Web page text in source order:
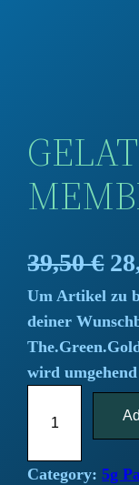
39,50€ O
r
i
g
n
Um Artikel zu
deiner
wird
a
Category:5g